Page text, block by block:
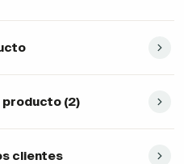
producto (2)
clientes